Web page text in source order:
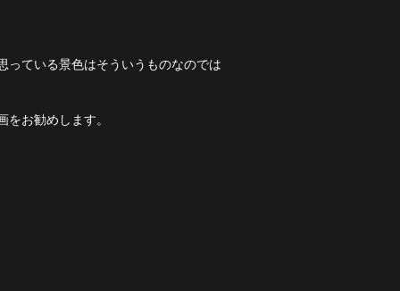
っている景色はそういうものなのでは
お勧めします。